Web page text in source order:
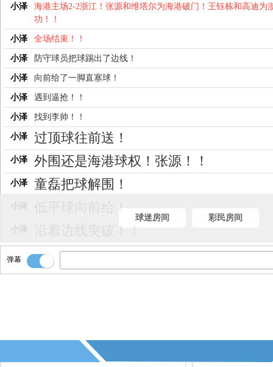
小泽
海港主场2-2浙江！张源和维塔尔为海港破门！王钰栋和高迪为
功！！
小泽 全场结束！！
小泽 防守球员把球踢出了边线！
小泽 向前给了一脚直塞球！
小泽 遇到逼抢！！
小泽 找到李帅！！
小泽 过顶球往前送！
小泽 外围还是海港球权！张源！！
小泽 童磊把球解围！
小泽 低平球向前给！
小泽 沿着边线突破！！
岳鑫得球！
小泽 把球分到左边路！
球迷房间 彩民房间
弹幕